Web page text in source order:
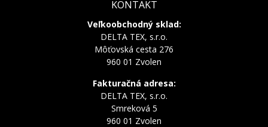
KONTAKT
Veľkoobchodný sklad:
DELTA TEX, s.r.o.
Môťovská cesta 276
960 01 Zvolen
Fakturačná adresa:
DELTA TEX, s.r.o.
Smreková 5
960 01 Zvolen